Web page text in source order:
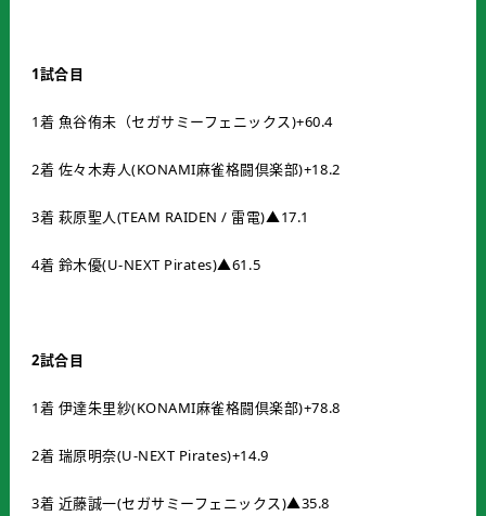
1試合目
1着 魚谷侑未（セガサミーフェニックス)+60.4
2着 佐々木寿人(KONAMI麻雀格闘倶楽部)+18.2
3着 萩原聖人(TEAM RAIDEN / 雷電)▲17.1
4着 鈴木優(U-NEXT Pirates)▲61.5
2試合目
1着 伊達朱里紗(KONAMI麻雀格闘倶楽部)+78.8
2着 瑞原明奈(U-NEXT Pirates)+14.9
3着 近藤誠一(セガサミーフェニックス)▲35.8